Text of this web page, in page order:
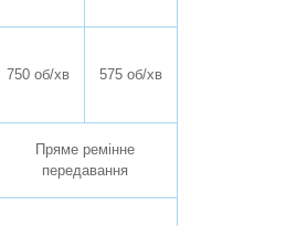
750 об/хв 575 об/хв
Пряме ремінне
передавання